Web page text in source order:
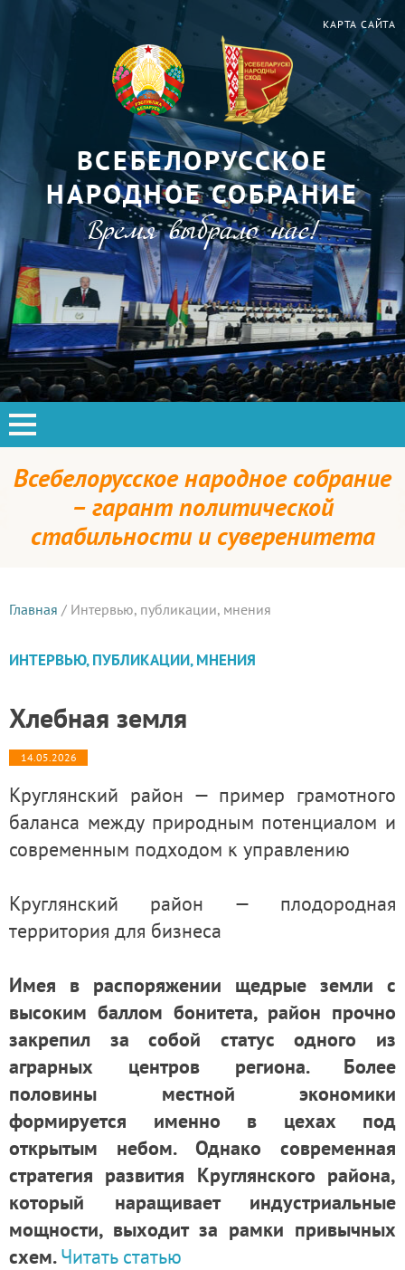
КАРТА САЙТА
ВСЕБЕЛОРУССКОЕ
НАРОДНОЕ СОБРАНИЕ
Время выбрало нас!
Всебелорусское народное собрание
– гарант политической
стабильности и суверенитета
Главная / Интервью, публикации, мнения
ИНТЕРВЬЮ, ПУБЛИКАЦИИ, МНЕНИЯ
Хлебная земля
14.05.2026
Круглянский район — пример грамотного
баланса между природным потенциалом и
современным подходом к управлению
Круглянский район — плодородная
территория для бизнеса
Имея в распоряжении щедрые земли с
высоким баллом бонитета, район прочно
закрепил за собой статус одного из
аграрных центров региона. Более
половины местной экономики
формируется именно в цехах под
открытым небом. Однако современная
стратегия развития Круглянского района,
который наращивает индустриальные
мощности, выходит за рамки привычных
схем.Читать статью